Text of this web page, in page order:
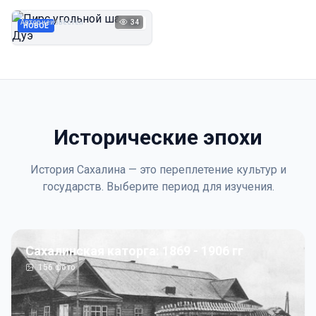
НОВОЕ 1923
Автор неизвестен 34
Исторические эпохи
История Сахалина — это переплетение культур и
государств. Выберите период для изучения.
Сахалинская каторга: 1869 - 1906 гг
156фото